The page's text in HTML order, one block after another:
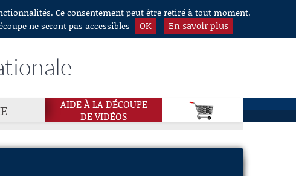
Ce consentement peut être retiré à tout moment.
ne seront pas accessibles
OK En savoir plus
AIDE À LA DÉCOUPE
DE VIDÉOS